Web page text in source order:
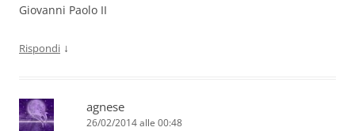
Giovanni Paolo II
Rispondi ↓
agnese
26/02/2014 alle 00:48